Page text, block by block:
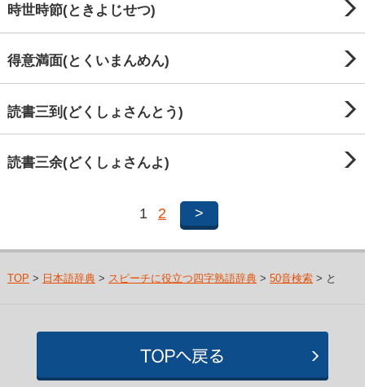
時世時節(ときよじせつ)
得意満面(とくいまんめん)
読書三到(どくしょさんとう)
読書三余(どくしょさんよ)
1 2 >
TOP > 日本語辞典> スピーチに役立つ四字熟語辞典> 50音検索> と